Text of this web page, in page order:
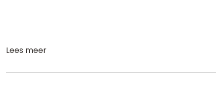
Lees meer